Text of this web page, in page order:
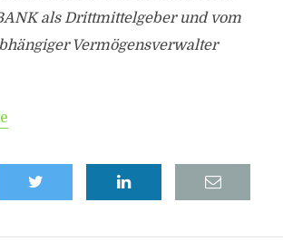
als Drittmittelgeber und vom
Vermögensverwalter